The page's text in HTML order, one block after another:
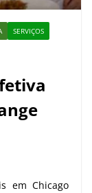
SERVIÇOS
em Chicago